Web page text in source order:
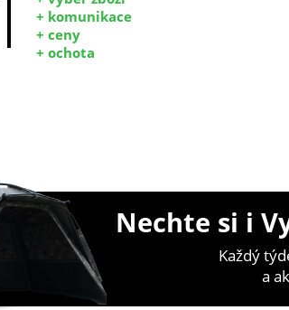
+ komunikace
+ ceny
+ ochota
Nechte si i
Každý
a